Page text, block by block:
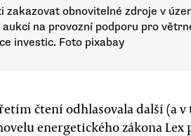
zakazovat obnovitelné zdroje v
na provozní podporu pro
investic. Foto pixabay
čtení odhlasovala další (a
energetického zákona